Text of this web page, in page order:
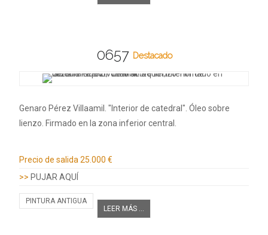
0657 Destacado
Genaro Pérez Villaamil. "Interior de catedral". Óleo sobre
lienzo. Firmado en la zona inferior central.
Precio de salida 25.000 €
>> PUJAR AQUÍ
PINTURA ANTIGUA
LEER MÁS ...